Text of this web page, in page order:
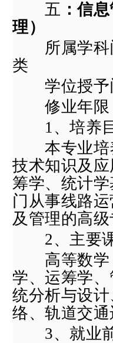
五 ：信
理 ）
所属学科
类
学位授予
修业年限
1 、培养
本专业培养
技术知识及
筹学、统计
门从事线路
及管理的高
2 、主要
高等数学
学、运筹学
统分析与设计
络、轨道交
3、就业